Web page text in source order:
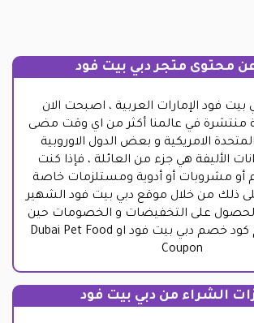
محتوى متجر دبي بيت فود
فود الإمارات العربية ، اصبحت الان
منتشرة في عالمنا أكثر من اي وقت مضى
الامريكية و بعض الدول الاوروبية
الأليفة هي جزء من العائلة ، فإذا كنت
أو مشروبات أو أدوية ومستلزمات خاصة
ذلك من خلال موقع دبي بيت فود الشهير
الحصول على التخفيضات و الخصومات حين
تقوم باستخدام كود خصم دبي بيت فود او Dubai Pet Food
Coupon
الشراء من دبي بيت فود